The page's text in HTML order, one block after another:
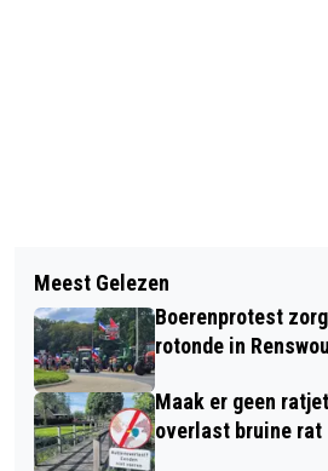
HELIKOPTERHAVEN
KRIJGT DEFINITIEF
KOMENDE ZONDAG:
FILMVERTONING MET
EN COEN, IN HET
MILITAIR MUSEUM.
Meest Gelezen
Boerenprotest
rotonde in
Maak er geen
overlast bruine rat